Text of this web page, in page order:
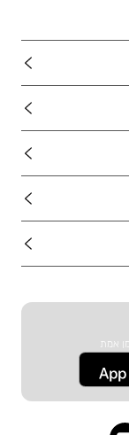
אמת